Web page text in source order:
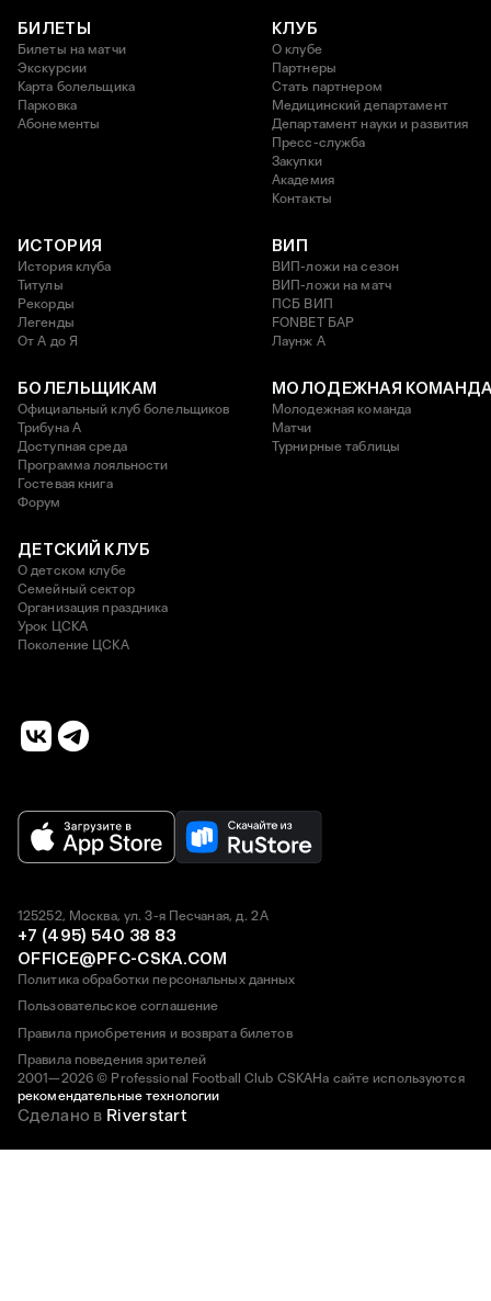
БИЛЕТЫ
Билеты на матчи
Экскурсии
Карта болельщика
Парковка
Абонементы
КЛУБ
О клубе
Партнеры
Стать партнером
Медицинский департамент
Департамент науки и развития
Пресс-служба
Закупки
Академия
Контакты
ИСТОРИЯ
История клуба
Титулы
Рекорды
Легенды
От А до Я
ВИП
ВИП-ложи на сезон
ВИП-ложи на матч
ПСБ ВИП
FONBET БАР
Лаунж A
БОЛЕЛЬЩИКАМ
Официальный клуб болельщиков
Трибуна А
Доступная среда
Программа лояльности
Гостевая книга
Форум
МОЛОДЕЖНАЯ
Молодежная команда
Матчи
Турнирные таблицы
ДЕТСКИЙ КЛУБ
О детском клубе
Семейный сектор
Организация праздника
Урок ЦСКА
Поколение ЦСКА
2001—2026 © Professional Football Club CSKAНа сайте используются
рекомендательные технологии
125252, Москва, ул. 3-я Песчаная, д. 2А
+7 (495) 540 38 83
OFFICE@PFC-CSKA.COM
Политика обработки персональных данных
Пользовательское соглашение
Правила приобретения и возврата билетов
Правила поведения зрителей
Сделано в Riverstart